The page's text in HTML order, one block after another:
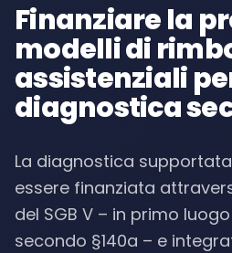
Finanziare la
modelli di
assistenziali
diagnostica
La diagnostica
essere finanziata
del SGB V – in primo
secondo §140a – e